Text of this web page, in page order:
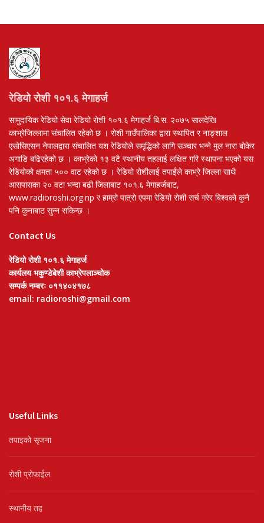
रेडियो रोशी १०१.६ मेगाहर्ज
सामुदायिक रेडियो सेवा रेडियो रोशी १०१.६ मेगाहर्ज बि.स. २०७५ सालदेखि
काभ्रेजिल्लामा संचालित रहेको छ । रोशी गाउँपालिका द्वारा स्थापित र नाङ्शाल
एसोसिएसन नेपालद्वारा संचालित यश रेडियोले समृद्धिको लागि सञ्चार भन्ने मुल नारा बोकेर
अगाडि बढिरहेको छ । काभ्रेको १३ वटै स्थानीय तहलाई लक्षित गरि स्थापना भएको यस
रेडियोको क्षमता ५०० वाट रहेको छ । रेडियो रोशीलाई तपाईंले काभ्रे जिल्ला साथै
आसपासका २० वटा भन्दा बढी जिलाबाट १०१.६ मेगाहर्जबाट,
www.radioroshi.org.np र हाम्रो पात्रो एपमा रेडियो रोशी सर्च गरेर बिश्वको कुनै
पनि कुनाबाट सुन्न सकिन्छ ।
Contact Us
रेडियो रोशी १०१.६ मेगाहर्ज
कार्यलय भकुण्डेबेशी काभ्रेपलाञ्चोक
सम्पर्क नम्बरः ०११४०४१७८
email: radioroshi@gmail.com
Useful Links
तपाइको सृजना
रोशी प्रोफाईल
स्थानीय तह